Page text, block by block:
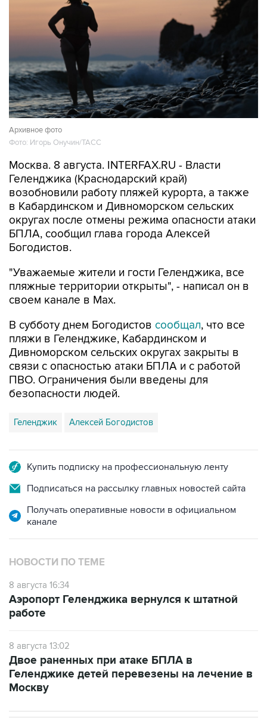
Архивное фото
Фото: Игорь Онучин/ТАСС
Москва. 8 августа. INTERFAX.RU - Власти
Геленджика (Краснодарский край)
возобновили работу пляжей курорта, а также
в Кабардинском и Дивноморском сельских
округах после отмены режима опасности атаки
БПЛА, сообщил глава города Алексей
Богодистов.
"Уважаемые жители и гости Геленджика, все
пляжные территории открыты", - написал он в
своем канале в Max.
В субботу днем Богодистов сообщал, что все
пляжи в Геленджике, Кабардинском и
Дивноморском сельских округах закрыты в
связи с опасностью атаки БПЛА и с работой
ПВО. Ограничения были введены для
безопасности людей.
Геленджик Алексей Богодистов
Купить подписку на профессиональную ленту
Подписаться на рассылку главных новостей сайта
Получать оперативные новости в официальном
канале
НОВОСТИ ПО ТЕМЕ
8 августа 16:34
Аэропорт Геленджика вернулся к штатной
работе
8 августа 13:02
Двое раненных при атаке БПЛА в
Геленджике детей перевезены на лечение в
Москву